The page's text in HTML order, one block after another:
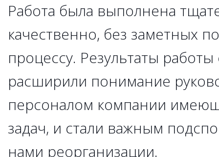
Работа была выполнена
качественно, без заметных
процессу. Результаты
расширили понимание
персоналом компании
задач, и стали важным
нами реорганизации.